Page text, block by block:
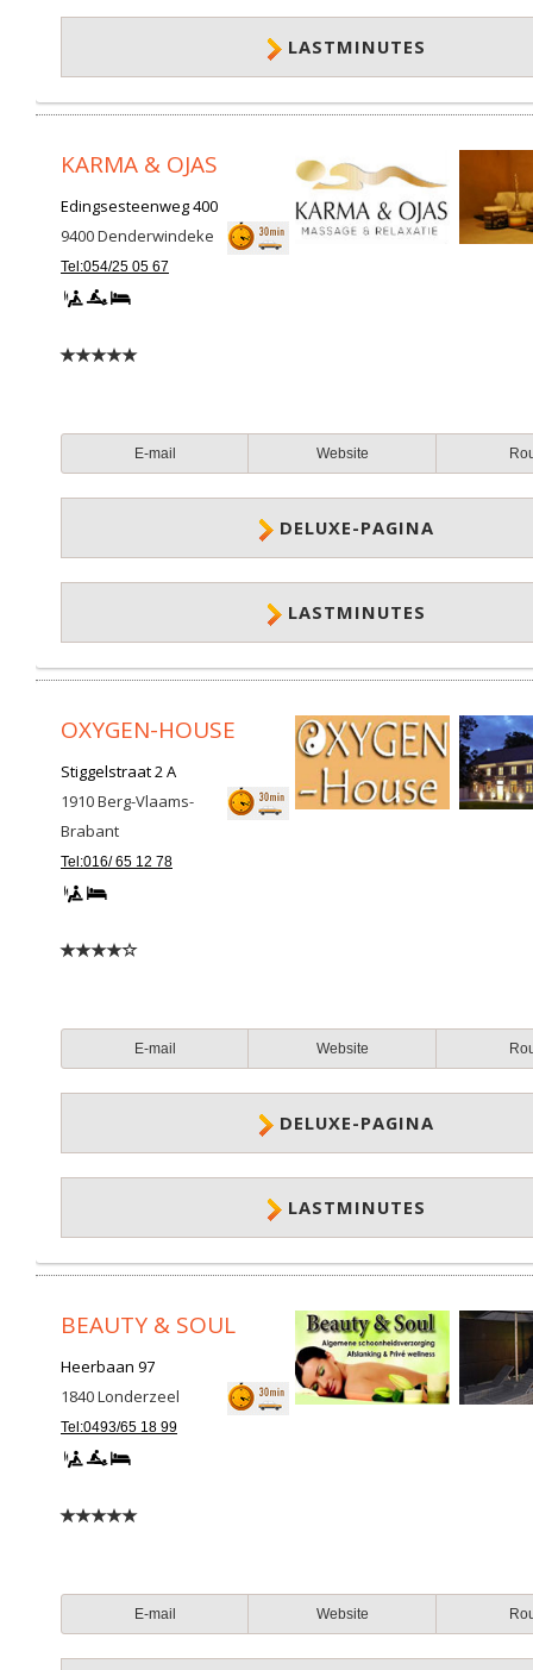
LASTMINUTES
KARMA & OJAS
Edingsesteenweg 400
9400Denderwindeke
Tel:054/25 05 67
E-mail Website
DELUXE-PAGINA
LASTMINUTES
OXYGEN-HOUSE
Stiggelstraat 2 A
1910Berg-Vlaams-
Brabant
Tel:016/ 65 12 78
E-mail Website
DELUXE-PAGINA
LASTMINUTES
BEAUTY & SOUL
Heerbaan 97
1840Londerzeel
Tel:0493/65 18 99
E-mail Website